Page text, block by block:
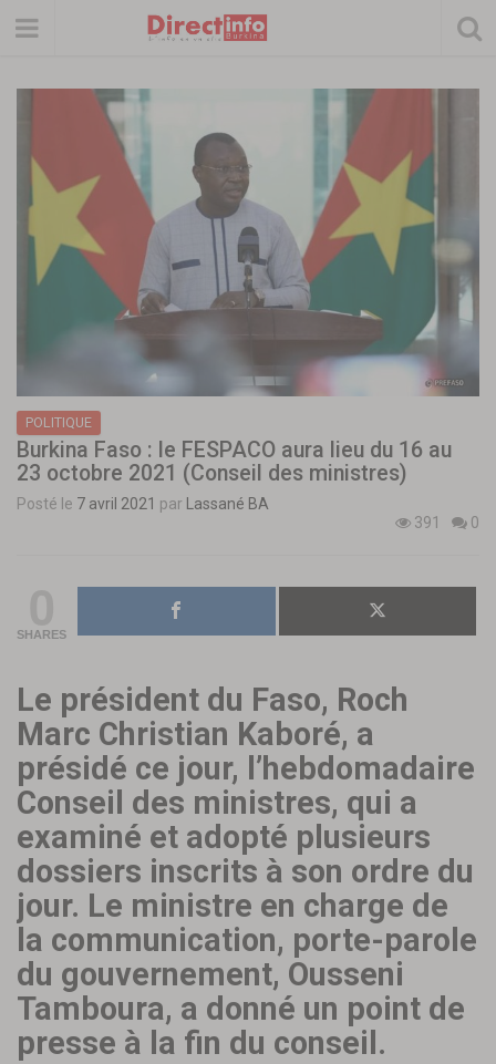
POLITIQUE
Burkina Faso : le FESPACO aura lieu du 16 au
23 octobre 2021 (Conseil des ministres)
Posté le 7 avril 2021 par Lassané BA
391
0
SHARES
Le président du Faso, Roch
Marc Christian Kaboré, a
présidé ce jour, l’hebdomadaire
Conseil des ministres, qui a
examiné et adopté plusieurs
dossiers inscrits à son ordre du
jour. Le ministre en charge de
la communication, porte-parole
du gouvernement, Ousseni
Tamboura, a donné un point de
presse à la fin du conseil.